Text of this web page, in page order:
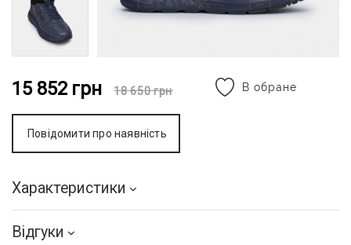
15 852 грн 18 650грн В обране
Повідомити про наявність
Характеристики
Відгуки